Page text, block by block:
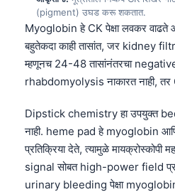
(pigment) उघड करू शकतात.
Myoglobin हे CK पेक्षा लवकर
बहुतेकदा काही तासांत, जर kidney
म्हणूनच 24-48 तासांनंतरचा
rhabdomyolysis नाकारत नाही,
Dipstick chemistry हा उपयुक्त
नाही. heme pad हे myoglobin
प्रतिक्रिया देते, त्यामुळे मायक्रोस्कोपी
signal सोबत high-power field
urinary bleeding पेक्षा myoglobin